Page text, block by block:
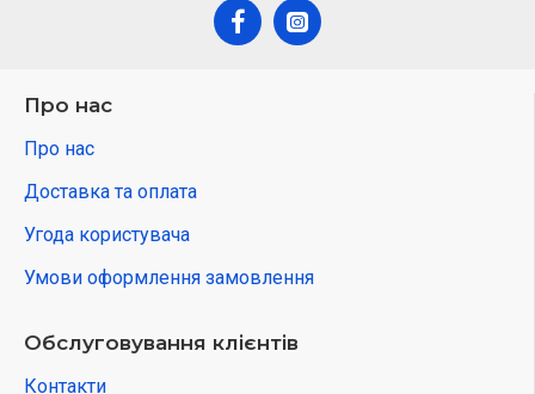
Про нас
Про нас
Доставка та оплата
Угода користувача
Умови оформлення замовлення
Обслуговування клієнтів
Контакти